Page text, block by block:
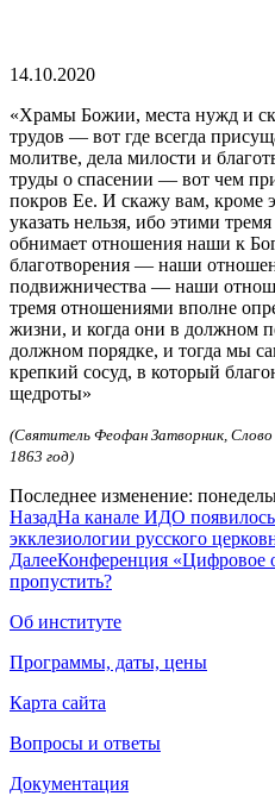
14.10.2020
«Храмы Божии, места нужд и
трудов — вот где всегда
молитве, дела милости и
труды о спасении — вот чем
покров Ее. И скажу вам, кроме
указать нельзя, ибо этими
обнимает отношения наши к
благотворения — наши
подвижничества — наши
тремя отношениями вполне
жизни, и когда они в должном
должном порядке, и тогда мы
крепкий сосуд, в который
щедроты»
(Святитель Феофан Затворник,
1863 год)
Последнее изменение:
НазадНа канале ИДО
экклезиологии русского
ДалееКонференция «Цифровое
пропустить?
Об институте
Программы, даты, цены
Карта сайта
Вопросы и ответы
Документация